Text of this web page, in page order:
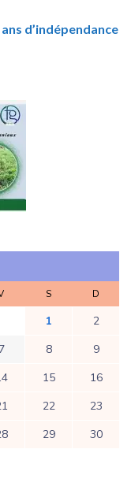
d’indépendance
S D
1
2
7 8
9
15
16
22
23
29
30